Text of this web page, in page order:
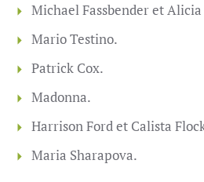
Michael Fassbender et
Mario Testino.
Patrick Cox.
Madonna.
Harrison Ford et Calista
Maria Sharapova.